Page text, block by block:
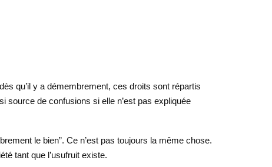
qu’il y a démembrement, ces droits sont répartis
source de confusions si elle n’est pas expliquée
le bien”. Ce n’est pas toujours la même chose.
tant que l’usufruit existe.